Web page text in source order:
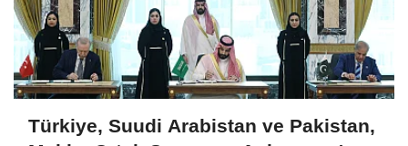
Türkiye, Suudi Arabistan ve Pakistan,